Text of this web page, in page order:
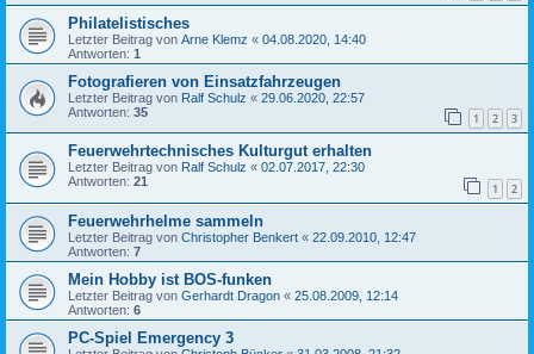
Philatelistisches
Letzter Beitrag von Arne Klemz « 04.08.2020, 14:40
Antworten: 1
Fotografieren von Einsatzfahrzeugen
Letzter Beitrag von Ralf Schulz « 29.06.2020, 22:57
Antworten: 35 1 2 3
Feuerwehrtechnisches Kulturgut erhalten
Letzter Beitrag von Ralf Schulz « 02.07.2017, 22:30
Antworten: 21 1 2
Feuerwehrhelme sammeln
Letzter Beitrag von Christopher Benkert « 22.09.2010, 12:47
Antworten: 7
Mein Hobby ist BOS-funken
Letzter Beitrag von Gerhardt Dragon « 25.08.2009, 12:14
Antworten: 6
PC-Spiel Emergency 3